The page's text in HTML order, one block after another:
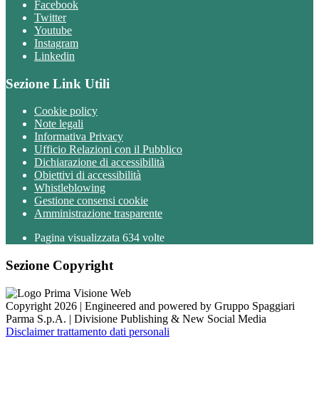
Facebook
Twitter
Youtube
Instagram
Linkedin
Sezione Link Utili
Cookie policy
Note legali
Informativa Privacy
Ufficio Relazioni con il Pubblico
Dichiarazione di accessibilità
Obiettivi di accessibilità
Whistleblowing
Gestione consensi cookie
Amministrazione trasparente
Pagina visualizzata 634 volte
Sezione Copyright
Copyright 2026 | Engineered and powered by Gruppo Spaggiari
Parma S.p.A. | Divisione Publishing & New Social Media
Disclaimer trattamento dati personali